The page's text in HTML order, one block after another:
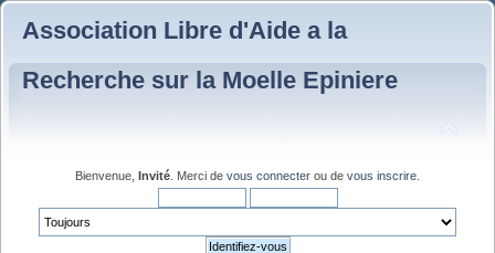
Association Libre d'Aide a la
Recherche sur la Moelle Epiniere
Bienvenue, Invité . Merci de vous connecter ou de vous inscrire